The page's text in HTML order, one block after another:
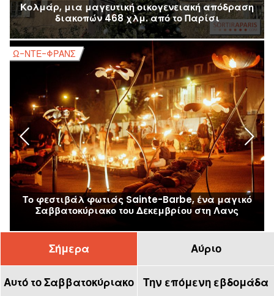
Κολμάρ, μια μαγευτική οικογενειακή απόδραση
διακοπών 468 χλμ. από το Παρίσι
Το φεστιβάλ φωτιάς Sainte-Barbe, ένα μαγικό
Σαββατοκύριακο του Δεκεμβρίου στη Λανς
Ω-ΝΤΕ-ΦΡΑΝΣ
Σήμερα Αύριο
Αυτό το Σαββατοκύριακο Την επόμενη εβδομάδα